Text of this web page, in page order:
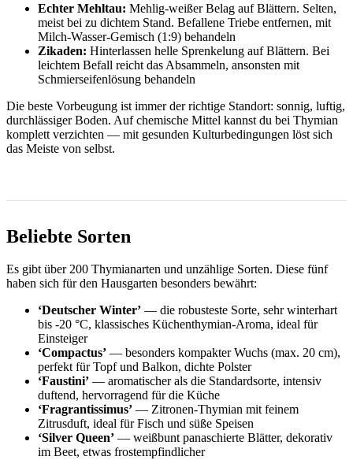
Echter Mehltau: Mehlig-weißer Belag auf Blättern. Selten,
meist bei zu dichtem Stand. Befallene Triebe entfernen, mit
Milch-Wasser-Gemisch (1:9) behandeln
Zikaden: Hinterlassen helle Sprenkelung auf Blättern. Bei
leichtem Befall reicht das Absammeln, ansonsten mit
Schmierseifenlösung behandeln
Die beste Vorbeugung ist immer der richtige Standort: sonnig, luftig,
durchlässiger Boden. Auf chemische Mittel kannst du bei Thymian
komplett verzichten — mit gesunden Kulturbedingungen löst sich
das Meiste von selbst.
Beliebte Sorten
Es gibt über 200 Thymianarten und unzählige Sorten. Diese fünf
haben sich für den Hausgarten besonders bewährt:
‘Deutscher Winter’ — die robusteste Sorte, sehr winterhart
bis -20 °C, klassisches Küchenthymian-Aroma, ideal für
Einsteiger
‘Compactus’ — besonders kompakter Wuchs (max. 20 cm),
perfekt für Topf und Balkon, dichte Polster
‘Faustini’ — aromatischer als die Standardsorte, intensiv
duftend, hervorragend für die Küche
‘Fragrantissimus’ — Zitronen-Thymian mit feinem
Zitrusduft, ideal für Fisch und süße Speisen
‘Silver Queen’ — weißbunt panaschierte Blätter, dekorativ
im Beet, etwas frostempfindlicher